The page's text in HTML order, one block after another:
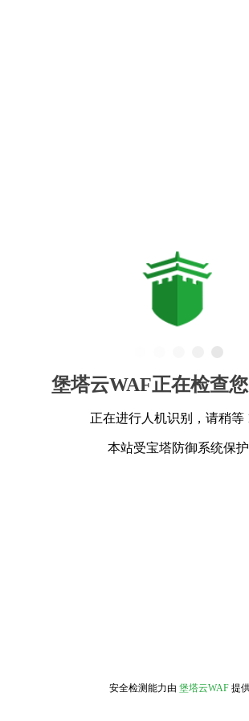
堡塔云WAF正在检查
正在进行人机识别，请稍等
本站受宝塔防御系统保护
安全检测能力由 堡塔云WAF 提